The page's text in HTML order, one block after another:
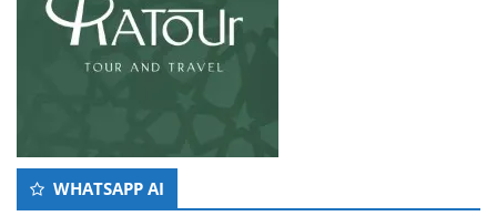
WHATSAPP AI